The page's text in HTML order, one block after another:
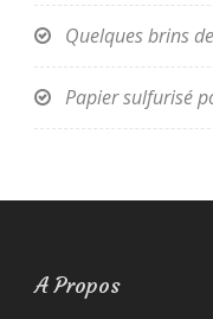
Quelques brins
Papier sulfurisé
A Propos